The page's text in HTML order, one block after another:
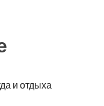
и отдыха